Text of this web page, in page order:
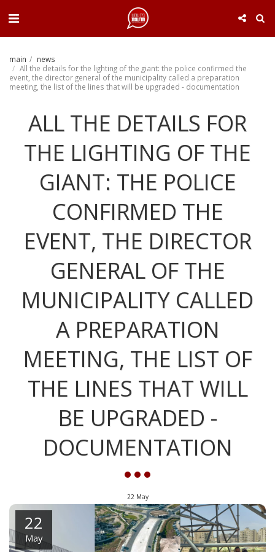
main
news
All the details for the lighting of the giant: the police confirmed the
event, the director general of the municipality called a preparation
meeting, the list of the lines that will be upgraded - documentation
ALL THE DETAILS FOR
THE LIGHTING OF THE
GIANT: THE POLICE
CONFIRMED THE
EVENT, THE DIRECTOR
GENERAL OF THE
MUNICIPALITY CALLED
A PREPARATION
MEETING, THE LIST OF
THE LINES THAT WILL
BE UPGRADED -
DOCUMENTATION
22 May
22
May